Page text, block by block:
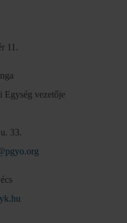
11.
Egység vezetője
33.